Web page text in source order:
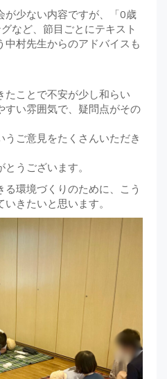
が少ない内容ですが、「0歳
など、節目ごとにテキスト
中村先生からのアドバイスも
たことで不安が少し和らい
すい雰囲気で、疑問点がその
ご意見をたくさんいただき
うございます。
環境づくりのために、こう
きたいと思います。